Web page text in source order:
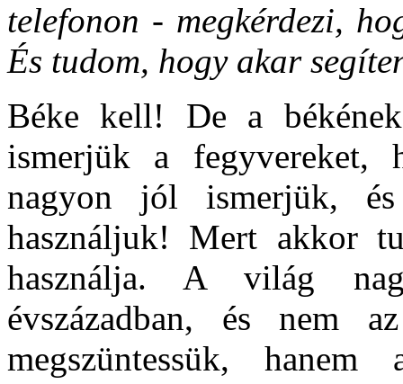
telefonon - megkérdezi,
És tudom, hogy akar
Béke kell! De a
ismerjük a fegyvereket,
nagyon jól ismerjük,
használjuk! Mert akkor
használja. A világ
évszázadban, és nem
megszüntessük,